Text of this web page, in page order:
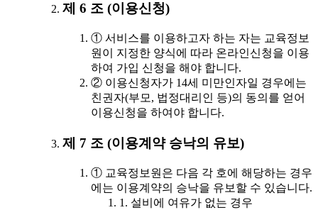
제 6 조 (이용신청)
① 서비스를 이용하고자 하는 자는 교육정보
원이 지정한 양식에 따라 온라인신청을 이용
하여 가입 신청을 해야 합니다.
② 이용신청자가 14세 미만인자일 경우에는
친권자(부모, 법정대리인 등)의 동의를 얻어
이용신청을 하여야 합니다.
제 7 조 (이용계약 승낙의 유보)
① 교육정보원은 다음 각 호에 해당하는 경우
에는 이용계약의 승낙을 유보할 수 있습니다.
1. 설비에 여유가 없는 경우